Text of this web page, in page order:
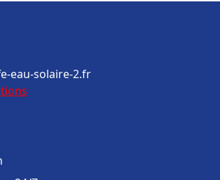
eau-solaire-2.fr